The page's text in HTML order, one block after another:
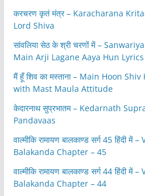
करचरण कृतं मंत्र – Karacharana
Lord Shiva
सांवलिया सेठ के श्री चरणों में –
Main Arji Lagane Aaya Hun
मैं हूँ शिव का मस्ताना – Main Hoon
with Mast Maula Attitude
केदारनाथ सुप्रभातम – Kedarnath
Pandavaas
वाल्मीकि रामायण बालकाण्ड सर्ग 45 हिंदी
Balakanda Chapter – 45
वाल्मीकि रामायण बालकाण्ड सर्ग 44 हिंदी
Balakanda Chapter – 44